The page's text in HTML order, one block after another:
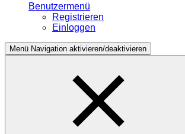
Benutzermenü
Registrieren
Einloggen
Menü Navigation aktivieren/deaktivieren